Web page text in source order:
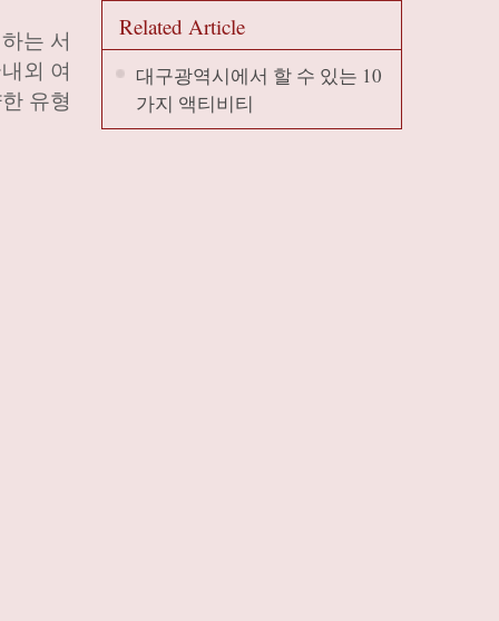
는 서
외 여
유형
Related Article
대구광역시에서 할 수 있는 10
가지 액티비티